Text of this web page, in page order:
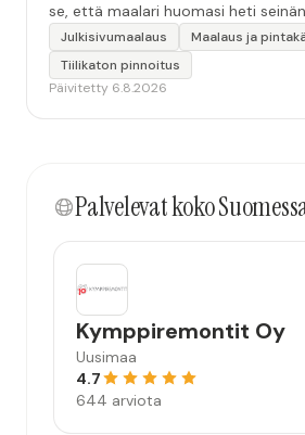
se, että maalari huomasi heti
värin erot mitä en huomannut.
kohtaa huomattu mutta toki
tilanteessa myyjä olisi jo
mahdollisuus että palveluita käytän”
Julkisivumaalaus
Maalaus ja
Tiilikaton pinnoitus
Päivitetty 6.8.2026
Palvelevat koko
Kymppiremontit Oy
Uusimaa
4.7
644 arviota